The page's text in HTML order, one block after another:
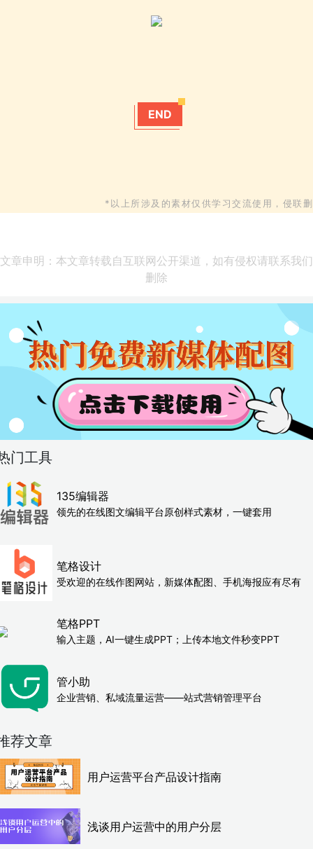
END
*以上所涉及的素材仅供学习交流使用，侵联删
文章申明：本文章转载自互联网公开渠道，如有侵权请联系我们
删除
门工具
135编辑器
领先的在线图文编辑平台原创样式素材，一键套用
笔格设计
受欢迎的在线作图网站，新媒体配图、手机海报应有尽有
笔格PPT
输入主题，AI一键生成PPT；上传本地文件秒变PPT
管小助
企业营销、私域流量运营——站式营销管理平台
荐文章
用户运营平台产品设计指南
浅谈用户运营中的用户分层